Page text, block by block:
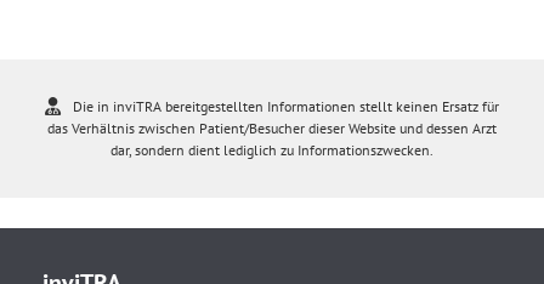
Die in inviTRA bereitgestellten Informationen stellt keinen Ersatz für
das Verhältnis zwischen Patient/Besucher dieser Website und dessen Arzt
dar, sondern dient lediglich zu Informationszwecken.